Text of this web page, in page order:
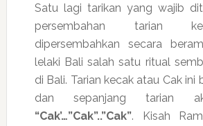
Satu lagi tarikan yang wajib
persembahan tarian
dipersembahkan secara
lelaki Bali salah satu ritual
di Bali. Tarian kecak atau Cak ini
dan sepanjang tarian
“Cak’…”Cak”..”Cak”. Kisah